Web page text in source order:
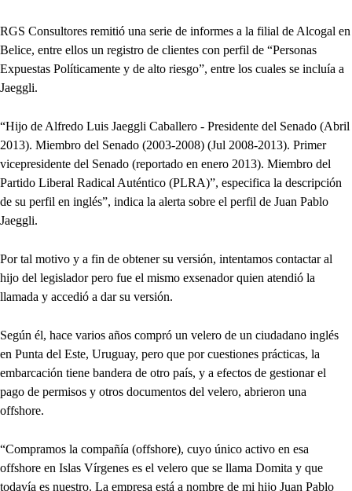
RGS Consultores remitió una serie de informes a la filial de Alcogal en
Belice, entre ellos un registro de clientes con perfil de “Personas
Expuestas Políticamente y de alto riesgo”, entre los cuales se incluía a
Jaeggli.
“Hijo de Alfredo Luis Jaeggli Caballero - Presidente del Senado (Abril
2013). Miembro del Senado (2003-2008) (Jul 2008-2013). Primer
vicepresidente del Senado (reportado en enero 2013). Miembro del
Partido Liberal Radical Auténtico (PLRA)”, especifica la descripción
de su perfil en inglés”, indica la alerta sobre el perfil de Juan Pablo
Jaeggli.
Por tal motivo y a fin de obtener su versión, intentamos contactar al
hijo del legislador pero fue el mismo exsenador quien atendió la
llamada y accedió a dar su versión.
Según él, hace varios años compró un velero de un ciudadano inglés
en Punta del Este, Uruguay, pero que por cuestiones prácticas, la
embarcación tiene bandera de otro país, y a efectos de gestionar el
pago de permisos y otros documentos del velero, abrieron una
offshore.
“Compramos la compañía (offshore), cuyo único activo en esa
offshore en Islas Vírgenes es el velero que se llama Domita y que
todavía es nuestro. La empresa está a nombre de mi hijo Juan Pablo